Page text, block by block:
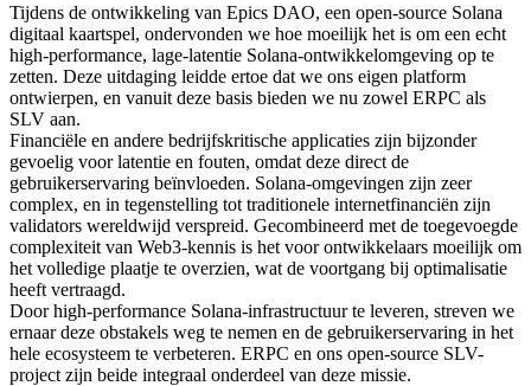
Tijdens de ontwikkeling van Epics DAO, een open-source Solana
digitaal kaartspel, ondervonden we hoe moeilijk het is om een echt
high-performance, lage-latentie Solana-ontwikkelomgeving op te
zetten. Deze uitdaging leidde ertoe dat we ons eigen platform
ontwierpen, en vanuit deze basis bieden we nu zowel ERPC als
SLV aan.
Financiële en andere bedrijfskritische applicaties zijn bijzonder
gevoelig voor latentie en fouten, omdat deze direct de
gebruikerservaring beïnvloeden. Solana-omgevingen zijn zeer
complex, en in tegenstelling tot traditionele internetfinanciën zijn
validators wereldwijd verspreid. Gecombineerd met de toegevoegde
complexiteit van Web3-kennis is het voor ontwikkelaars moeilijk om
het volledige plaatje te overzien, wat de voortgang bij optimalisatie
heeft vertraagd.
Door high-performance Solana-infrastructuur te leveren, streven we
ernaar deze obstakels weg te nemen en de gebruikerservaring in het
hele ecosysteem te verbeteren. ERPC en ons open-source SLV-
project zijn beide integraal onderdeel van deze missie.